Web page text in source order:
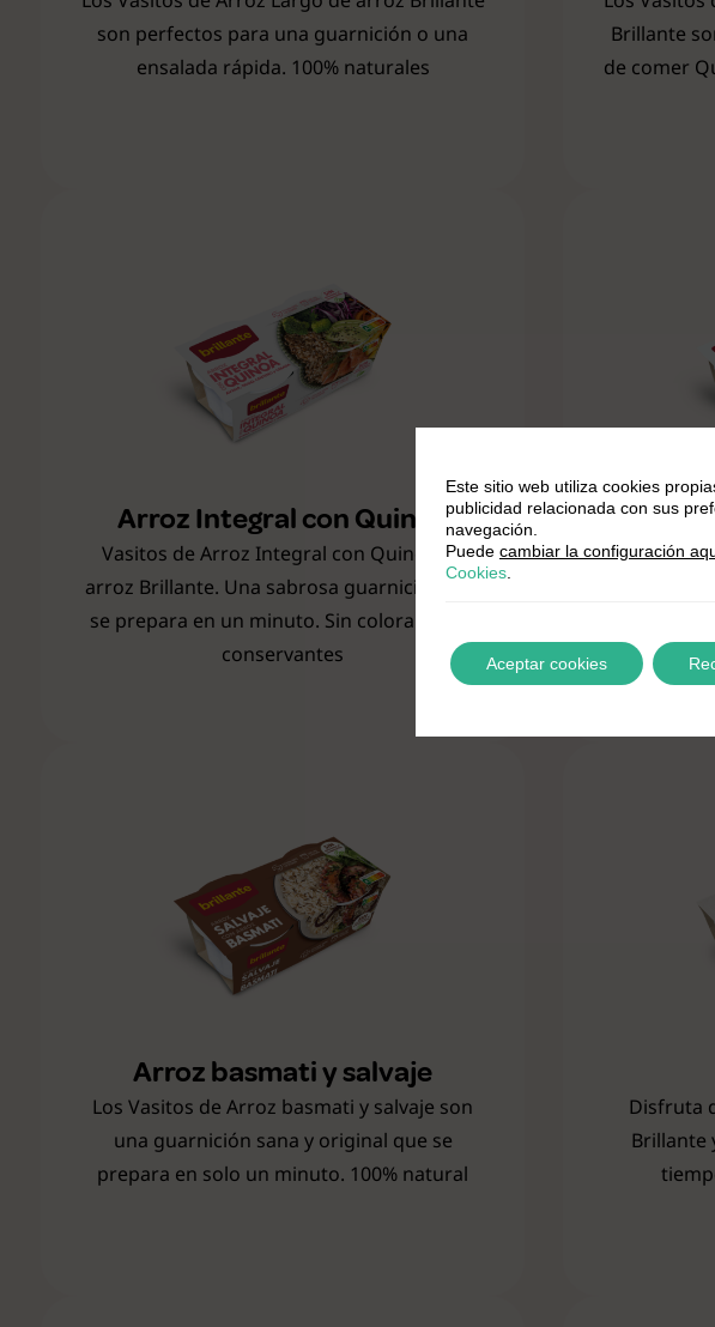
son perfectos para una guarnición o una
ensalada rápida. 100% naturales
Brillante
de comer
Arroz Integral con Quinoa
Vasitos de Arroz Integral con Quinoa de
arroz Brillante. Una sabrosa guarnición que
se prepara en un minuto. Sin colorantes ni
conservantes
Incorpora
Arroz basmati y salvaje
Los Vasitos de Arroz basmati y salvaje son
una guarnición sana y original que se
prepara en solo un minuto. 100% natural
Disfruta
Brillante
Este sitio web utiliza cookies
publicidad relacionada con sus
navegación.
Puede cambiar la configuración
Cookies
Aceptar cookies